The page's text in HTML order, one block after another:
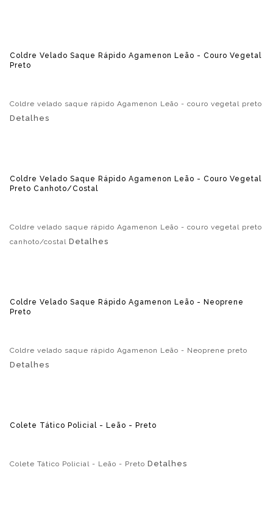
Coldre Velado Saque Rápido Agamenon Leão - Couro Vegetal
Preto
Coldre velado saque rápido Agamenon Leão - couro vegetal preto
Detalhes
Coldre Velado Saque Rápido Agamenon Leão - Couro Vegetal
Preto Canhoto/costal
Coldre velado saque rápido Agamenon Leão - couro vegetal preto
canhoto/costal Detalhes
Coldre Velado Saque Rápido Agamenon Leão - Neoprene
Preto
Coldre velado saque rápido Agamenon Leão - Neoprene preto
Detalhes
Colete Tático Policial - Leão - Preto
Colete Tático Policial - Leão - Preto Detalhes